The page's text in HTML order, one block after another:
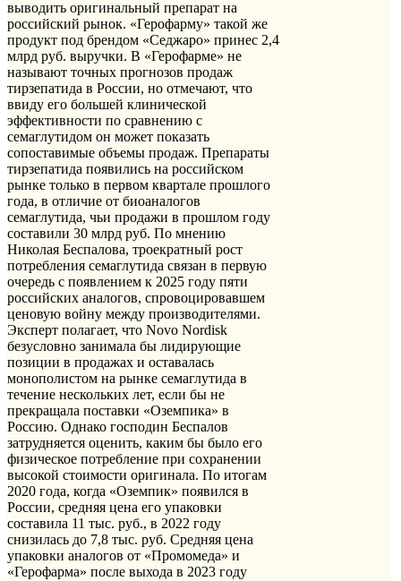
выводить оригинальный препарат на
российский рынок. «Герофарму» такой же
продукт под брендом «Седжаро» принес 2,4
млрд руб. выручки. В «Герофарме» не
называют точных прогнозов продаж
тирзепатида в России, но отмечают, что
ввиду его большей клинической
эффективности по сравнению с
семаглутидом он может показать
сопоставимые объемы продаж. Препараты
тирзепатида появились на российском
рынке только в первом квартале прошлого
года, в отличие от биоаналогов
семаглутида, чьи продажи в прошлом году
составили 30 млрд руб. По мнению
Николая Беспалова, троекратный рост
потребления семаглутида связан в первую
очередь с появлением к 2025 году пяти
российских аналогов, спровоцировавшем
ценовую войну между производителями.
Эксперт полагает, что Novo Nordisk
безусловно занимала бы лидирующие
позиции в продажах и оставалась
монополистом на рынке семаглутида в
течение нескольких лет, если бы не
прекращала поставки «Оземпика» в
Россию. Однако господин Беспалов
затрудняется оценить, каким бы было его
физическое потребление при сохранении
высокой стоимости оригинала. По итогам
2020 года, когда «Оземпик» появился в
России, средняя цена его упаковки
составила 11 тыс. руб., в 2022 году
снизилась до 7,8 тыс. руб. Средняя цена
упаковки аналогов от «Промомеда» и
«Герофарма» после выхода в 2023 году